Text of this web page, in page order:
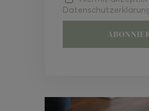
Video-